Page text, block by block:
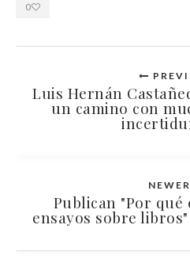
0
Luis Hernán
un camino con
NEWER
Publican "Por qué
ensayos sobre